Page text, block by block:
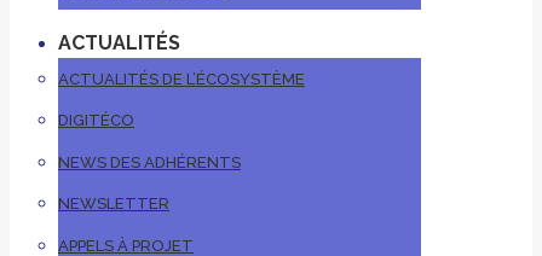
ACTUALITÉS
ACTUALITÉS DE L’ÉCOSYSTÈME
DIGITÉCO
NEWS DES ADHÉRENTS
NEWSLETTER
APPELS À PROJET